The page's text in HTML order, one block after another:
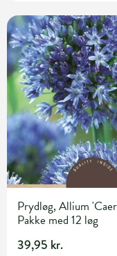
Prydløg, Allium
Pakke med 12 løg
39,95 kr.